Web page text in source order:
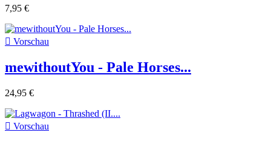
7,95 €
 Vorschau
mewithoutYou - Pale Horses...
24,95 €
 Vorschau